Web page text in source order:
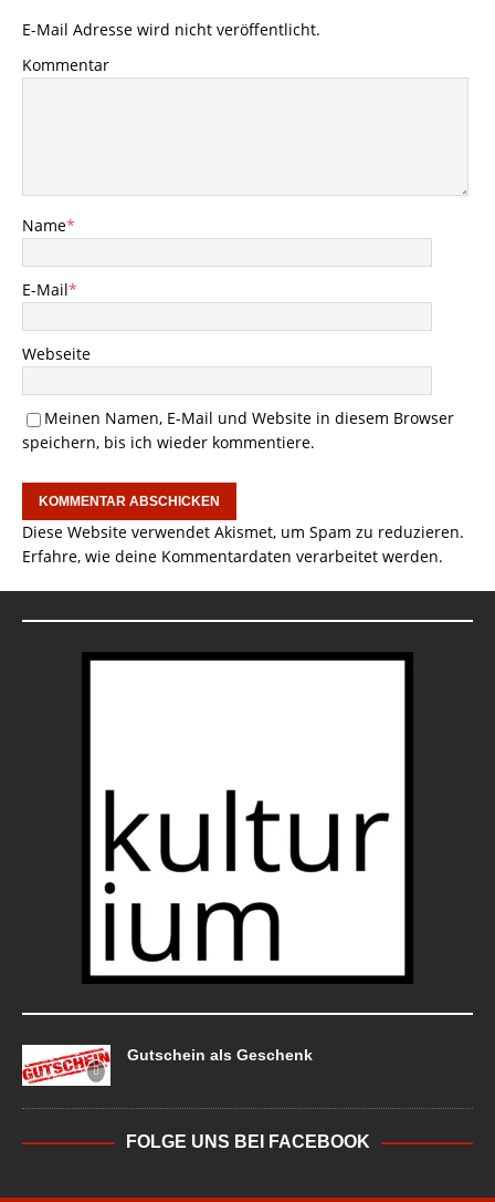
E-Mail Adresse wird nicht veröffentlicht.
Kommentar
Name*
E-Mail*
Webseite
Meinen Namen, E-Mail und Website in diesem Browser
speichern, bis ich wieder kommentiere.
Diese Website verwendet Akismet, um Spam zu reduzieren.
Erfahre, wie deine Kommentardaten verarbeitet werden.
Gutschein als Geschenk
FOLGE UNS BEI FACEBOOK